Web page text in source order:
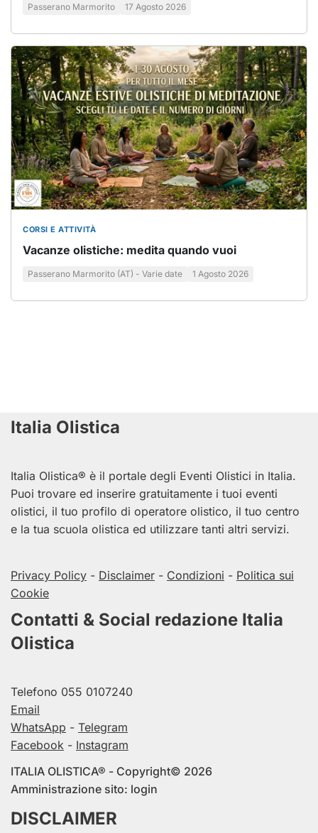
Passerano Marmorito 17 Agosto 2026
CORSI E ATTIVITÀ
Vacanze olistiche: medita quando vuoi
Passerano Marmorito (AT) - Varie date 1 Agosto 2026
Italia Olistica
Italia Olistica® è il portale degli Eventi Olistici in Italia.
Puoi trovare ed inserire gratuitamente i tuoi eventi
olistici, il tuo profilo di operatore olistico, il tuo centro
e la tua scuola olistica ed utilizzare tanti altri servizi.
Privacy Policy - Disclaimer - Condizioni - Politica sui
Cookie
Contatti & Social redazione Italia
Olistica
Telefono 055 0107240
Email
WhatsApp - Telegram
Facebook - Instagram
ITALIA OLISTICA® - Copyright© 2026
Amministrazione sito: login
DISCLAIMER